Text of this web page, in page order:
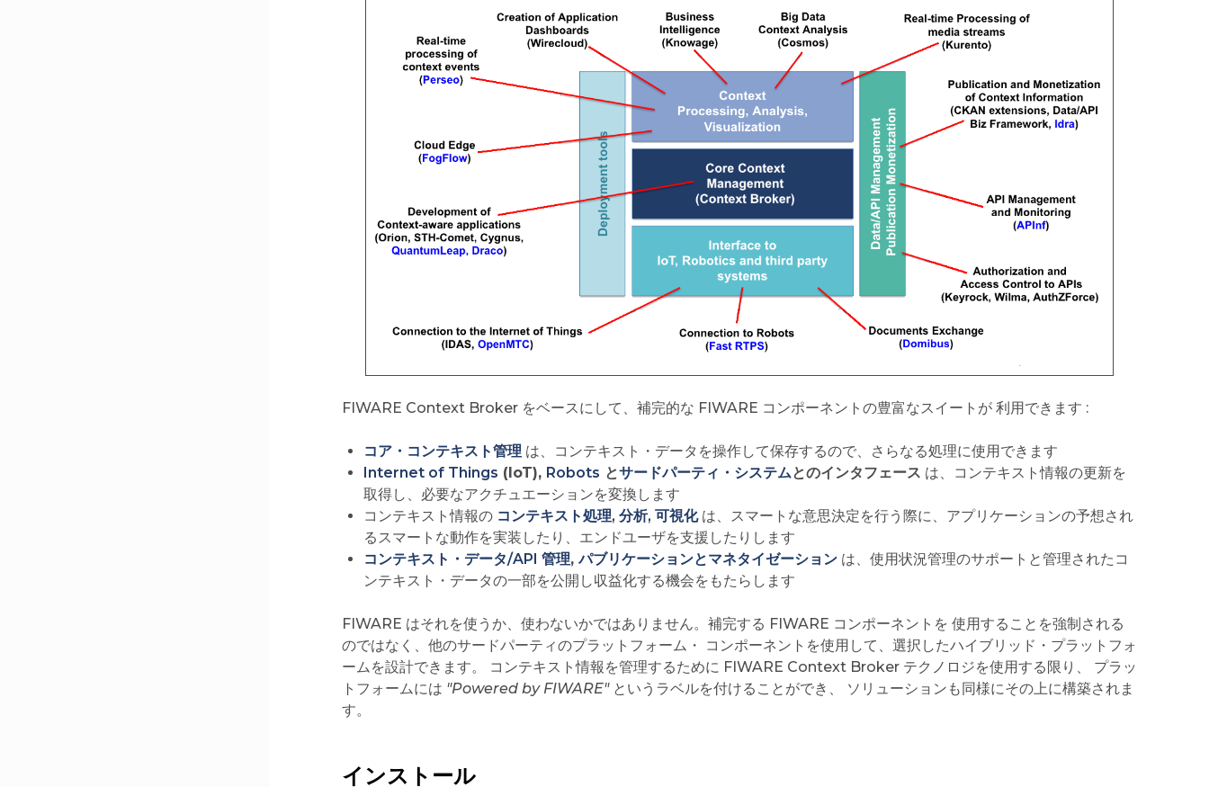
FIWARE Context Broker をベースにして、補完的な FIWARE コンポーネントの豊富なスイートが 利用できます :
コア・コンテキスト管理 は、コンテキスト・データを操作して保存するので、さらなる処理に使用できます
Internet of Things (IoT), Robots とサードパーティ・システムとのインタフェース は、コンテキスト情報の更新を
取得し、必要なアクチュエーションを変換します
コンテキスト情報の コンテキスト処理, 分析, 可視化は、スマートな意思決定を行う際に、アプリケーションの予想され
るスマートな動作を実装したり、エンドユーザを支援したりします
コンテキスト・データ/API 管理,パブリケーションとマネタイゼーションは、使用状況管理のサポートと管理されたコ
ンテキスト・データの一部を公開し収益化する機会をもたらします
FIWARE はそれを使うか、使わないかではありません。補完する FIWARE コンポーネントを 使用することを強制される
のではなく、他のサードパーティのプラットフォーム・ コンポーネントを使用して、選択したハイブリッド・プラットフォ
ームを設計できます。 コンテキスト情報を管理するために FIWARE Context Broker テクノロジを使用する限り、 プラッ
トフォームには "Powered by FIWARE"というラベルを付けることができ、 ソリューションも同様にその上に構築されま
す。
インストール